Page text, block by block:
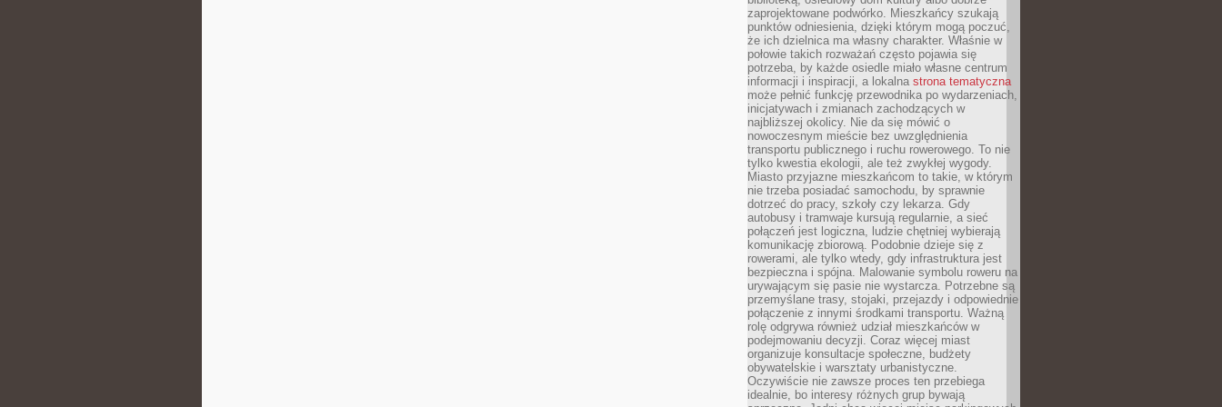
zaprojektowane podwórko. Mieszkańcy szukają
punktów odniesienia, dzięki którym mogą poczuć,
że ich dzielnica ma własny charakter. Właśnie w
połowie takich rozważań często pojawia się
potrzeba, by każde osiedle miało własne centrum
informacji i inspiracji, a lokalna strona tematyczna
może pełnić funkcję przewodnika po wydarzeniach,
inicjatywach i zmianach zachodzących w
najbliższej okolicy. Nie da się mówić o
nowoczesnym mieście bez uwzględnienia
transportu publicznego i ruchu rowerowego. To nie
tylko kwestia ekologii, ale też zwykłej wygody.
Miasto przyjazne mieszkańcom to takie, w którym
nie trzeba posiadać samochodu, by sprawnie
dotrzeć do pracy, szkoły czy lekarza. Gdy
autobusy i tramwaje kursują regularnie, a sieć
połączeń jest logiczna, ludzie chętniej wybierają
komunikację zbiorową. Podobnie dzieje się z
rowerami, ale tylko wtedy, gdy infrastruktura jest
bezpieczna i spójna. Malowanie symbolu roweru na
urywającym się pasie nie wystarcza. Potrzebne są
przemyślane trasy, stojaki, przejazdy i odpowiednie
połączenie z innymi środkami transportu. Ważną
rolę odgrywa również udział mieszkańców w
podejmowaniu decyzji. Coraz więcej miast
organizuje konsultacje społeczne, budżety
obywatelskie i warsztaty urbanistyczne.
Oczywiście nie zawsze proces ten przebiega
idealnie, bo interesy różnych grup bywają